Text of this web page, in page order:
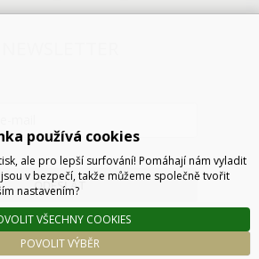
ODESLAT
používá cookies
ale pro lepší surfování! Pomáhají nám vyladit
v bezpečí, takže můžeme společně tvořit
nastavením?
POVOLIT VÝBĚR
VŠECHNY COOKIES